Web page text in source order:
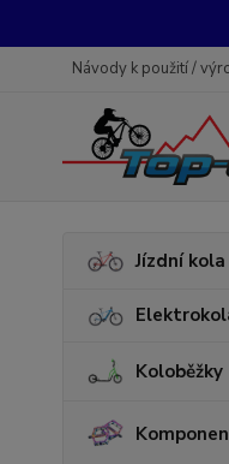
Návody k použití /
Jízdní kola
Koloběžky